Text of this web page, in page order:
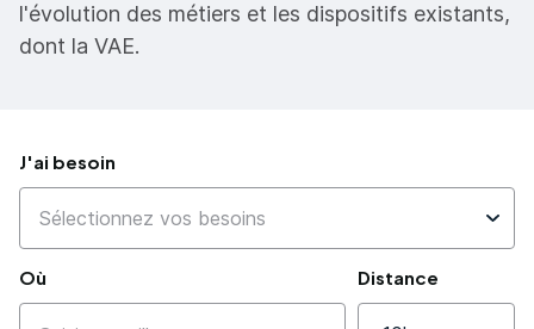
l'évolution des métiers et les dispositifs existants,
dont la VAE.
J'ai besoin
Où Distance